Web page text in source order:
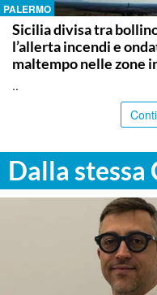
PALERMO
Sicilia divisa tra
l’allerta incendi e
maltempo nelle zone
..
Dalla stessa